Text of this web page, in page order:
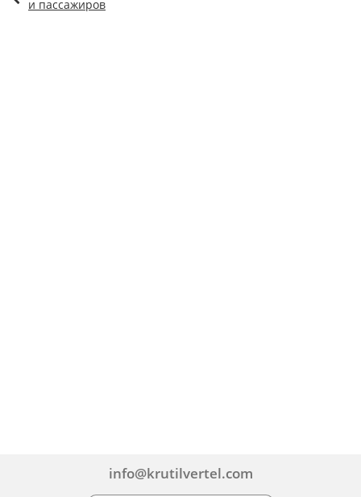
и пассажиров
info@krutilvertel.com